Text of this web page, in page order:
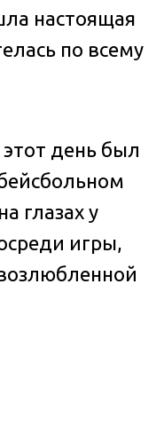
настоящая
по всему
день был
глазах у
игры,